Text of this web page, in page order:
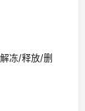
冻/释放/删